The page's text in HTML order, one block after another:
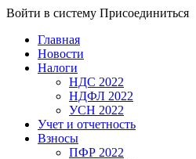
Войти в систему Присоединиться
Главная
Новости
Налоги
НДС 2022
НДФЛ 2022
УСН 2022
Учет и отчетность
Взносы
ПФР 2022